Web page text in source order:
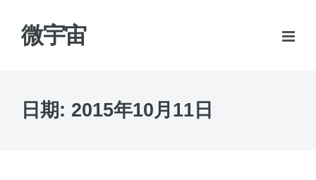
微宇宙
日期: 2015年10月11日